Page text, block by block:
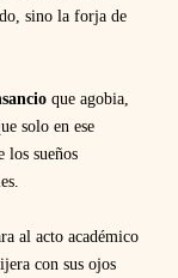
sino la forja de
que agobia,
solo en ese
los sueños
al acto académico
con sus ojos